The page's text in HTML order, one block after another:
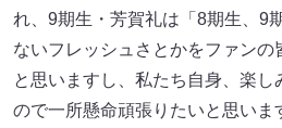
れ、9期生・芳賀礼は「8期生、9
ないフレッシュさとかをファンの
と思いますし、私たち自身、楽
ので一所懸命頑張りたいと思いま